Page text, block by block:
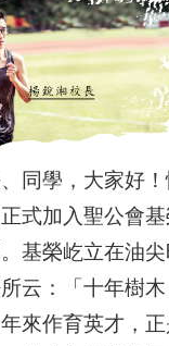
學，大家好！
式加入聖公會
基榮屹立在油
云：「十年樹
來作育英才，